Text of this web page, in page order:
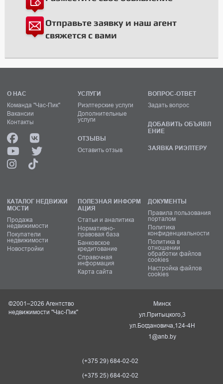
Отправьте заявку и наш агент
свяжется с вами
О НАС
Команда "Час-Пик"
Вакансии
Контакты
УСЛУГИ
Риэлтерские услуги
Дополнительные
услуги
ОТЗЫВЫ
Оставить отзыв
ВОПРОС-ОТВЕТ
Задать вопрос
ДОБАВИТЬ ОБЪЯВЛ
ЕНИЕ
ЗАЯВКА РИЭЛТЕРУ
КАТАЛОГ НЕДВИЖИ
МОСТИ
Продажа
недвижимости
Покупатели
недвижимости
Новостройки
ПОЛЕЗНАЯ ИНФОРМ
АЦИЯ
Статьи и аналитика
Нормативно-
правовая база
Банковское
кредитование
Справочная
информация
Карта сайта
ДОКУМЕНТЫ
Правила пользования
порталом
Политика
конфиденциальности
Политика в
отношении
обработки файлов
cookies
Настройка файлов
cookies
©2001–2026 Агентство
недвижимости "Час-Пик"
Минск
ул.Притыцкого,3
ул.Богдановича,124-4Н
1@anb.by
(+375 29) 684-02-02
(+375 25) 684-02-02